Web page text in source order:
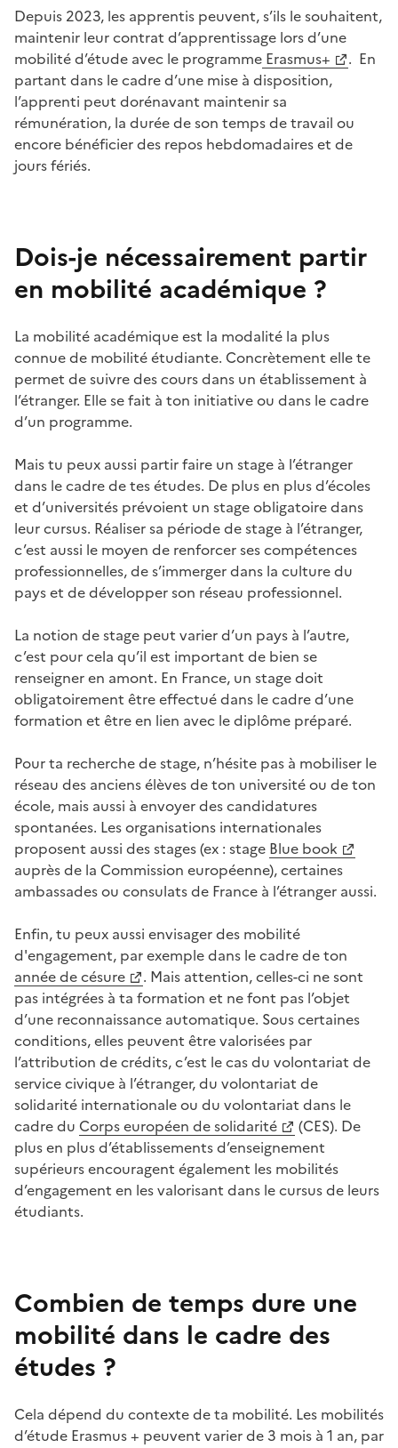
Depuis 2023, les apprentis peuvent, s’ils le souhaitent,
maintenir leur contrat d’apprentissage lors d’une
mobilité d’étude avec le programme Erasmus+
. En
partant dans le cadre d’une mise à disposition,
l’apprenti peut dorénavant maintenir sa
rémunération, la durée de son temps de travail ou
encore bénéficier des repos hebdomadaires et de
jours fériés.
Dois-je nécessairement partir
en mobilité académique ?
La mobilité académique est la modalité la plus
connue de mobilité étudiante. Concrètement elle te
permet de suivre des cours dans un établissement à
l’étranger. Elle se fait à ton initiative ou dans le cadre
d’un programme.
Mais tu peux aussi partir faire un stage à l’étranger
dans le cadre de tes études. De plus en plus d’écoles
et d’universités prévoient un stage obligatoire dans
leur cursus. Réaliser sa période de stage à l’étranger,
c’est aussi le moyen de renforcer ses compétences
professionnelles, de s’immerger dans la culture du
pays et de développer son réseau professionnel.
La notion de stage peut varier d’un pays à l’autre,
c’est pour cela qu’il est important de bien se
renseigner en amont. En France, un stage doit
obligatoirement être effectué dans le cadre d’une
formation et être en lien avec le diplôme préparé.
Pour ta recherche de stage, n’hésite pas à mobiliser le
réseau des anciens élèves de ton université ou de ton
école, mais aussi à envoyer des candidatures
spontanées. Les organisations internationales
proposent aussi des stages (ex : stage Blue book
auprès de la Commission européenne), certaines
ambassades ou consulats de France à l’étranger aussi.
Enfin, tu peux aussi envisager des mobilité
d'engagement, par exemple dans le cadre de ton
année de césure
. Mais attention, celles-ci ne sont
pas intégrées à ta formation et ne font pas l’objet
d’une reconnaissance automatique. Sous certaines
conditions, elles peuvent être valorisées par
l’attribution de crédits, c’est le cas du volontariat de
service civique à l’étranger, du volontariat de
solidarité internationale ou du volontariat dans le
cadre du Corps européen de solidarité
(CES). De
plus en plus d’établissements d’enseignement
supérieurs encouragent également les mobilités
d’engagement en les valorisant dans le cursus de leurs
étudiants.
Combien de temps dure une
mobilité dans le cadre des
études ?
Cela dépend du contexte de ta mobilité. Les mobilités
d’étude Erasmus + peuvent varier de 3 mois à 1 an, par